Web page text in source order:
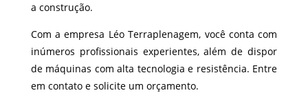
a construção.
Com a empresa Léo Terraplenagem, você conta com
inúmeros profissionais experientes, além de dispor
de máquinas com alta tecnologia e resistência. Entre
em contato e solicite um orçamento.